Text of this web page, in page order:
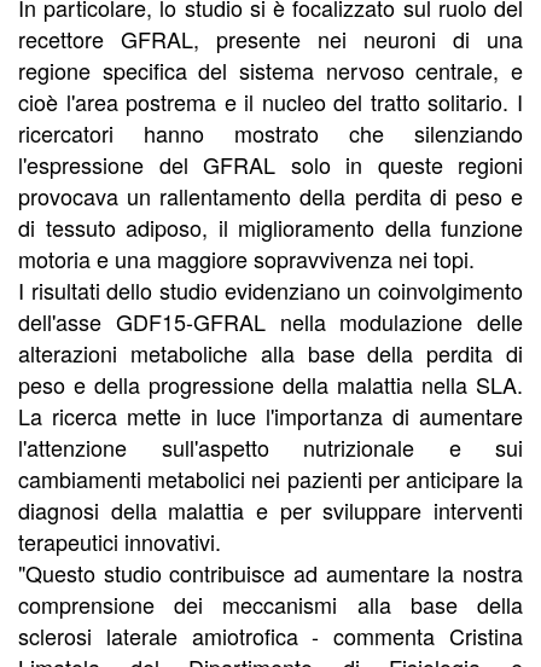
In particolare, lo studio si è focalizzato sul ruolo del
recettore GFRAL, presente nei neuroni di una
regione specifica del sistema nervoso centrale, e
cioè l'area postrema e il nucleo del tratto solitario. I
ricercatori hanno mostrato che silenziando
l'espressione del GFRAL solo in queste regioni
provocava un rallentamento della perdita di peso e
di tessuto adiposo, il miglioramento della funzione
motoria e una maggiore sopravvivenza nei topi.
I risultati dello studio evidenziano un coinvolgimento
dell'asse GDF15-GFRAL nella modulazione delle
alterazioni metaboliche alla base della perdita di
peso e della progressione della malattia nella SLA.
La ricerca mette in luce l'importanza di aumentare
l'attenzione sull'aspetto nutrizionale e sui
cambiamenti metabolici nei pazienti per anticipare la
diagnosi della malattia e per sviluppare interventi
terapeutici innovativi.
"Questo studio contribuisce ad aumentare la nostra
comprensione dei meccanismi alla base della
sclerosi laterale amiotrofica - commenta Cristina